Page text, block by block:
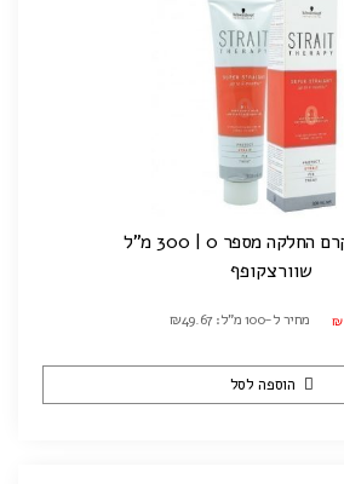
שוורצקופף
₪ מחיר ל-100 מ"ל: ₪49.67
הוספה לסל